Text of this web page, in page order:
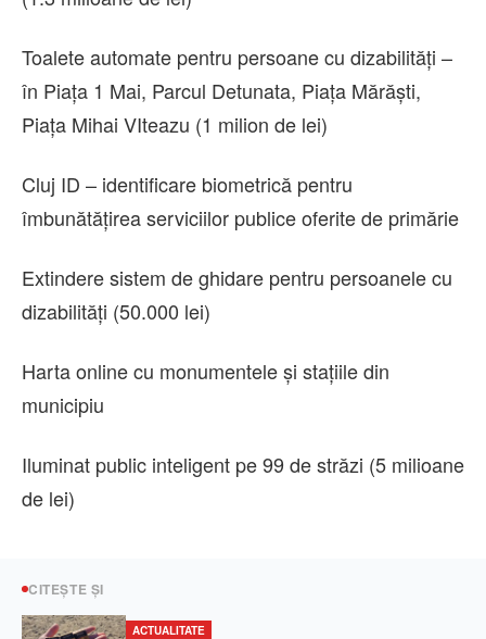
Toalete automate pentru persoane cu dizabilități –
în Piața 1 Mai, Parcul Detunata, Piața Mărăști,
Piața Mihai VIteazu (1 milion de lei)
Cluj ID – identificare biometrică pentru
îmbunătățirea serviciilor publice oferite de primărie
Extindere sistem de ghidare pentru persoanele cu
dizabilități (50.000 lei)
Harta online cu monumentele și stațiile din
municipiu
Iluminat public inteligent pe 99 de străzi (5 milioane
de lei)
CITEȘTE ȘI
ACTUALITATE